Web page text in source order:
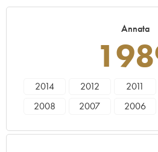
Annata
2014 2012 2011
2008
2007 2006